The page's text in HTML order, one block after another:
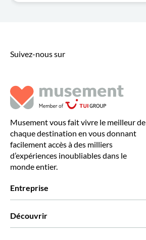
Suivez-nous sur
Musement vous fait vivre le meilleur de
chaque destination en vous donnant
facilement accès à des milliers
d’expériences inoubliables dans le
monde entier.
Entreprise
Découvrir